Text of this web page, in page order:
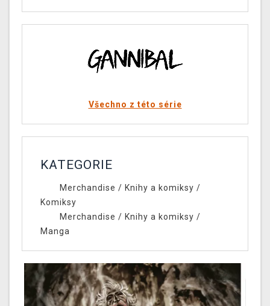
Všechno z této série
KATEGORIE
Merchandise / Knihy a komiksy /
Komiksy
Merchandise / Knihy a komiksy /
Manga